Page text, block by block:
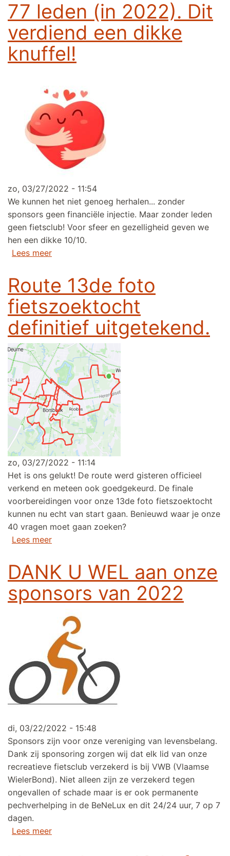
77 leden (in 2022). Dit
verdiend een dikke
knuffel!
zo, 03/27/2022 - 11:54
We kunnen het niet genoeg herhalen... zonder
sponsors geen financiële injectie. Maar zonder leden
geen fietsclub! Voor sfeer en gezelligheid geven we
hen een dikke 10/10.
Lees meerover 77 leden (in 2022). Dit verdiend een
Route 13de foto
fietszoektocht
definitief uitgetekend.
zo, 03/27/2022 - 11:14
Het is ons gelukt! De route werd gisteren officieel
verkend en meteen ook goedgekeurd. De finale
voorbereidingen voor onze 13de foto fietszoektocht
kunnen nu echt van start gaan. Benieuwd waar je onze
40 vragen moet gaan zoeken?
Lees meerover Route 13de foto fietszoektocht
DANK U WEL aan onze
sponsors van 2022
di, 03/22/2022 - 15:48
Sponsors zijn voor onze vereniging van levensbelang.
Dank zij sponsoring zorgen wij dat elk lid van onze
recreatieve fietsclub verzekerd is bij VWB (Vlaamse
WielerBond). Niet alleen zijn ze verzekerd tegen
ongevallen of schade maar is er ook permanente
pechverhelping in de BeNeLux en dit 24/24 uur, 7 op 7
dagen.
Lees meerover DANK U WEL aan onze sponsors van